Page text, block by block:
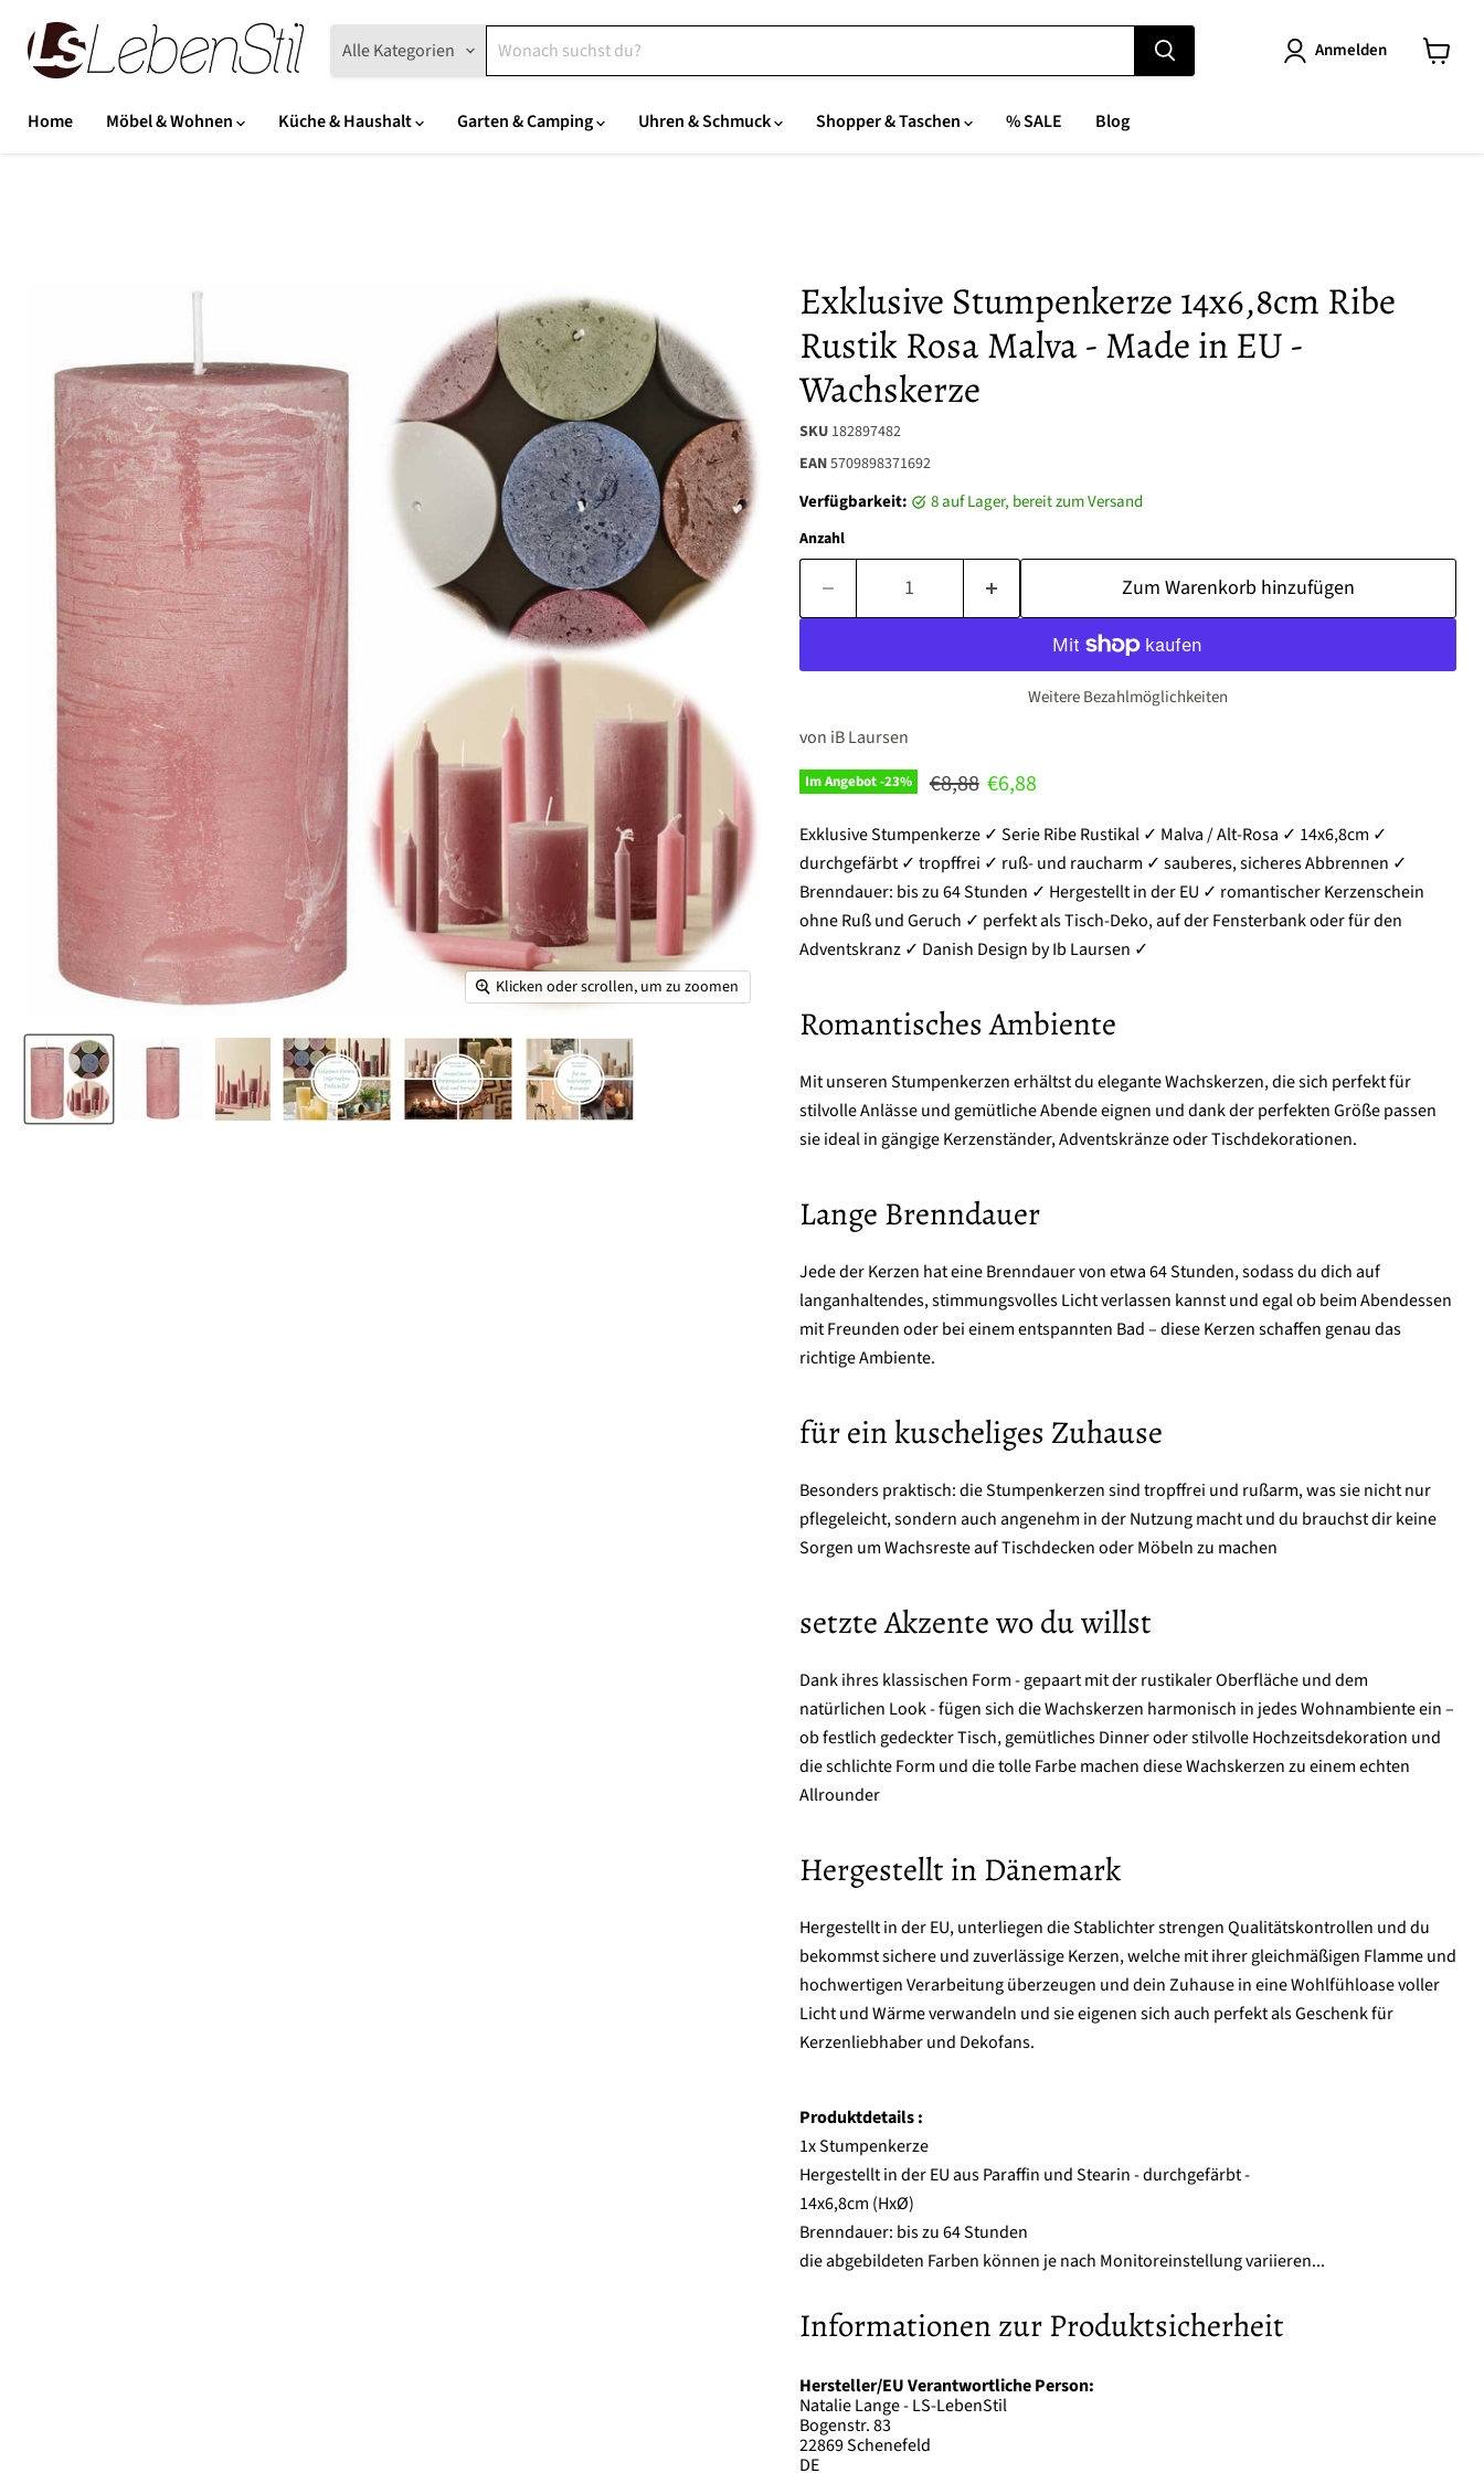
Alle Kategorien Anmelden
Home
Möbel & Wohnen Küche & Haushalt Garten & Camping Uhren & Schmuck Shopper & Taschen % SALE Blog
Klicken oder scrollen, um zu zoomen
Exklusive Stumpenkerze 14x6,8cm Ribe
Rustik Rosa Malva - Made in EU -
Wachskerze
SKU 182897482
EAN5709898371692
Verfügbarkeit: 8 auf Lager, bereit zum Versand
Anzahl
Zum Warenkorb hinzufügen
Weitere Bezahlmöglichkeiten
von iB Laursen
Im Angebot -23% Ursprünglicher Preis
€8,88 Aktueller Preis
€6,88
Exklusive Stumpenkerze ✓ Serie Ribe Rustikal ✓ Malva / Alt-Rosa ✓ 14x6,8cm ✓
durchgefärbt ✓ tropffrei ✓ ruß- und raucharm ✓ sauberes, sicheres Abbrennen ✓
Brenndauer: bis zu 64 Stunden ✓ Hergestellt in der EU ✓ romantischer Kerzenschein
ohne Ruß und Geruch ✓ perfekt als Tisch-Deko, auf der Fensterbank oder für den
Adventskranz ✓ Danish Design by Ib Laursen ✓
Romantisches Ambiente
Mit unseren Stumpenkerzen erhältst du elegante Wachskerzen, die sich perfekt für
stilvolle Anlässe und gemütliche Abende eignen und dank der perfekten Größe passen
sie ideal in gängige Kerzenständer, Adventskränze oder Tischdekorationen.
Lange Brenndauer
Jede der Kerzen hat eine Brenndauer von etwa 64 Stunden, sodass du dich auf
langanhaltendes, stimmungsvolles Licht verlassen kannst und egal ob beim Abendessen
mit Freunden oder bei einem entspannten Bad – diese Kerzen schaffen genau das
richtige Ambiente.
für ein kuscheliges Zuhause
Besonders praktisch: die Stumpenkerzen sind tropffrei und rußarm, was sie nicht nur
pflegeleicht, sondern auch angenehm in der Nutzung macht und du brauchst dir keine
Sorgen um Wachsreste auf Tischdecken oder Möbeln zu machen
setzte Akzente wo du willst
Dank ihres klassischen Form - gepaart mit der rustikaler Oberfläche und dem
natürlichen Look - fügen sich die Wachskerzen harmonisch in jedes Wohnambiente ein –
ob festlich gedeckter Tisch, gemütliches Dinner oder stilvolle Hochzeitsdekoration und
die schlichte Form und die tolle Farbe machen diese Wachskerzen zu einem echten
Allrounder
Hergestellt in Dänemark
Hergestellt in der EU, unterliegen die Stablichter strengen Qualitätskontrollen und du
bekommst sichere und zuverlässige Kerzen, welche mit ihrer gleichmäßigen Flamme und
hochwertigen Verarbeitung überzeugen und dein Zuhause in eine Wohlfühloase voller
Licht und Wärme verwandeln und sie eigenen sich auch perfekt als Geschenk für
Kerzenliebhaber und Dekofans.
Produktdetails :
1x Stumpenkerze
Hergestellt in der EU aus Paraffin und Stearin - durchgefärbt -
14x6,8cm (HxØ)
Brenndauer: bis zu 64 Stunden
die abgebildeten Farben können je nach Monitoreinstellung variieren...
Informationen zur Produktsicherheit
Hersteller/EU Verantwortliche Person:
Natalie Lange - LS-LebenStil
Bogenstr. 83
22869 Schenefeld
DE